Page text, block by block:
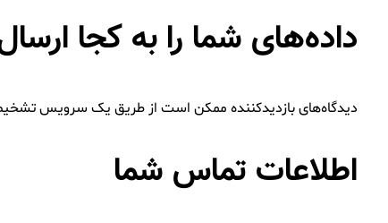
داده‌های شما را به کجا
دیدگاه‌های بازدیدکننده ممکن است از طریق یک سرویس
اطلاعات تماس شما